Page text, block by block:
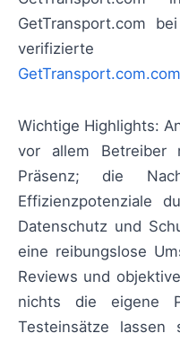
GetTransport.com
verifizierte
GetTransport.com.com
Wichtige Highlights:
vor allem Betreiber
Präsenz; die
Effizienzpotenziale
Datenschutz und
eine reibungslose
Reviews und
nichts die eigene
Testeinsätze lassen